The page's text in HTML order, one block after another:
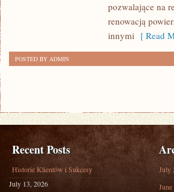
pozwalające na
renowacją
innymi [ Read
POSTED BY ADMIN
Recent Posts
Historie Klientów i Sukcesy
July 13, 2026
July